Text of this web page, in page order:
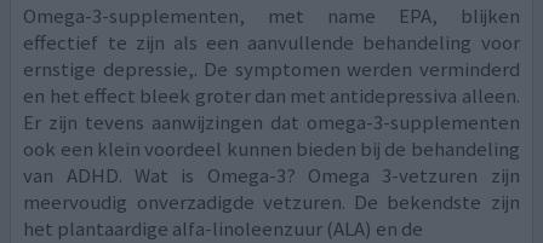
Omega-3-supplementen, met name EPA, blijken
effectief te zijn als een aanvullende behandeling voor
ernstige depressie,. De symptomen werden verminderd
en het effect bleek groter dan met antidepressiva alleen.
Er zijn tevens aanwijzingen dat omega-3-supplementen
ook een klein voordeel kunnen bieden bij de behandeling
van ADHD. Wat is Omega-3? Omega 3-vetzuren zijn
meervoudig onverzadigde vetzuren. De bekendste zijn
het plantaardige alfa-linoleenzuur (ALA) en de